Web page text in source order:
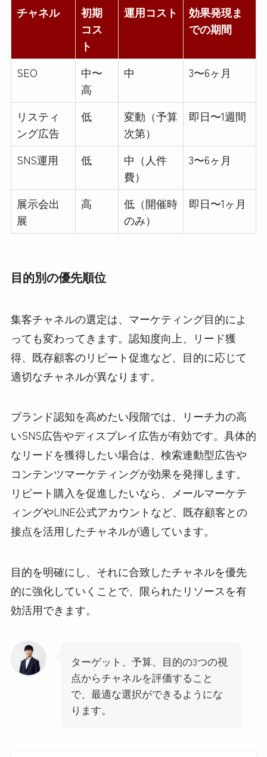
チャネル
初期
コス
ト
運用コスト
効果発現ま
での期間
SEO
中〜
高
中 3〜6ヶ月
リスティ
ング広告
低
変動（予算
次第）
即日〜1週間
SNS運用 低
中（人件
費）
3〜6ヶ月
展示会出
展
高
低（開催時
のみ）
即日〜1ヶ月
目的別の優先順位
集客チャネルの選定は、マーケティング目的によ
っても変わってきます。認知度向上、リード獲
得、既存顧客のリピート促進など、目的に応じて
適切なチャネルが異なります。
ブランド認知を高めたい段階では、リーチ力の高
いSNS広告やディスプレイ広告が有効です。具体的
なリードを獲得したい場合は、検索連動型広告や
コンテンツマーケティングが効果を発揮します。
リピート購入を促進したいなら、メールマーケテ
ィングやLINE公式アカウントなど、既存顧客との
接点を活用したチャネルが適しています。
目的を明確にし、それに合致したチャネルを優先
的に強化していくことで、限られたリソースを有
効活用できます。
ターゲット、予算、目的の3つの視
点からチャネルを評価すること
で、最適な選択ができるようにな
ります。